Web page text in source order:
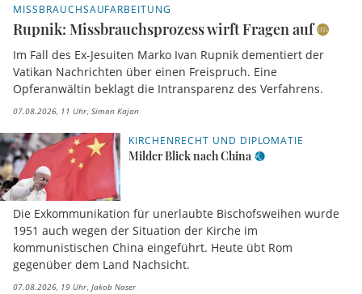
MISSBRAUCHSAUFARBEITUNG
Rupnik: Missbrauchsprozess wirft Fragen auf
Im Fall des Ex-Jesuiten Marko Ivan Rupnik dementiert der
Vatikan Nachrichten über einen Freispruch. Eine
Opferanwältin beklagt die Intransparenz des Verfahrens.
07.08.2026, 11 Uhr Simon Kajan
KIRCHENRECHT UND DIPLOMATIE
Milder Blick nach China
Die Exkommunikation für unerlaubte Bischofsweihen wurde
1951 auch wegen der Situation der Kirche im
kommunistischen China eingeführt. Heute übt Rom
gegenüber dem Land Nachsicht.
07.08.2026, 19 Uhr Jakob Naser